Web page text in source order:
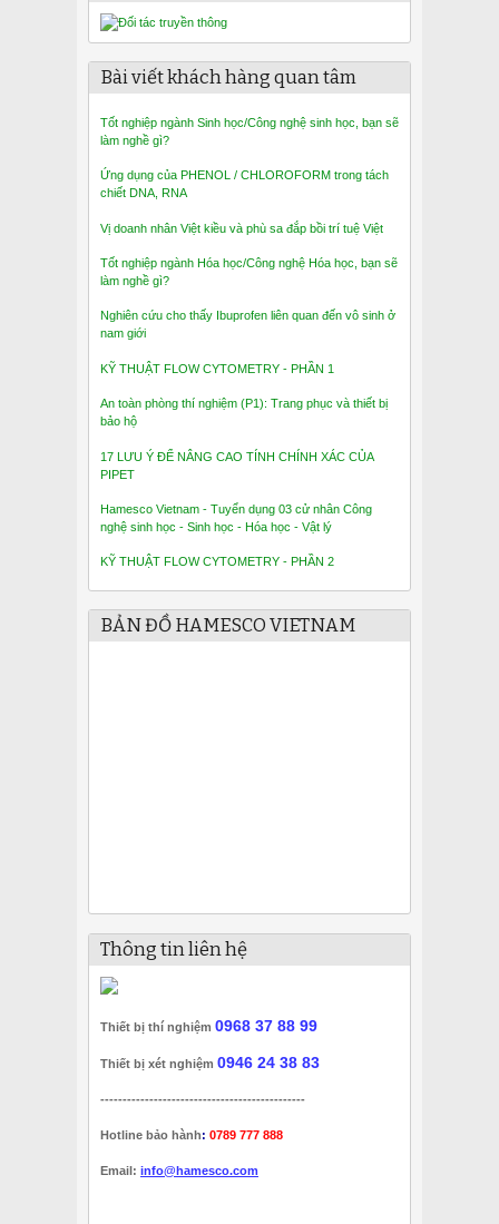
Bài viết khách hàng quan tâm
Tốt nghiệp ngành Sinh học/Công nghệ sinh học, bạn sẽ
làm nghề gì?
Ứng dụng của PHENOL / CHLOROFORM trong tách
chiết DNA, RNA
Vị doanh nhân Việt kiều và phù sa đắp bồi trí tuệ Việt
Tốt nghiệp ngành Hóa học/Công nghệ Hóa học, bạn sẽ
làm nghề gì?
Nghiên cứu cho thấy Ibuprofen liên quan đến vô sinh ở
nam giới
KỸ THUẬT FLOW CYTOMETRY - PHẦN 1
An toàn phòng thí nghiệm (P1): Trang phục và thiết bị
bảo hộ
17 LƯU Ý ĐỂ NÂNG CAO TÍNH CHÍNH XÁC CỦA
PIPET
Hamesco Vietnam - Tuyển dụng 03 cử nhân Công
nghệ sinh học - Sinh học - Hóa học - Vật lý
KỸ THUẬT FLOW CYTOMETRY - PHẦN 2
BẢN ĐỒ HAMESCO VIETNAM
Thông tin liên hệ
Thiết bị thí nghiệm 0968 37 88 99
Thiết bị xét nghiệm 0946 24 38 83
----------------------------------------------
Hotline bảo hành: 0789 777 888
Email: info@hamesco.com